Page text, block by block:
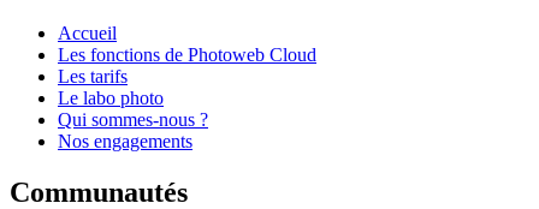
Accueil
Les fonctions de Photoweb Cloud
Les tarifs
Le labo photo
Qui sommes-nous ?
Nos engagements
Communautés